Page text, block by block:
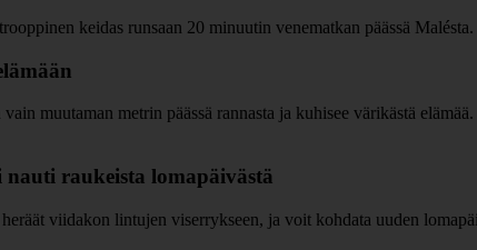
keidas runsaan 20 minuutin venematkan päässä Malésta.
muutaman metrin päässä rannasta ja kuhisee värikästä
raukeista lomapäivästä
viidakon lintujen viserrykseen, ja voit kohdata uuden